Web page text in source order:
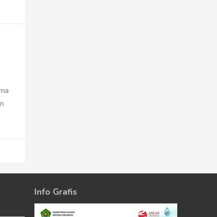
Info Grafis